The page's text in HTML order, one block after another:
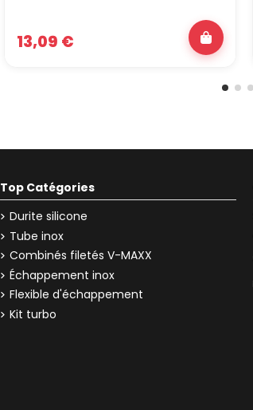
13,09 €
Top Catégories
Durite silicone
Tube inox
Combinés filetés V-MAXX
Échappement inox
Flexible d'échappement
Kit turbo